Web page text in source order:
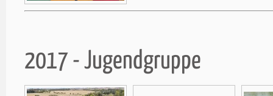
2017 - Jugendgruppe